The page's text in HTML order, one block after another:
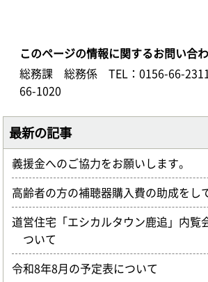
このページの情報に関するお問い合
総務課 総務係
TEL：0156-66-
66-1020
最新の記事
義援金へのご協力をお願いします。
高齢者の方の補聴器購入費の助成をし
道営住宅「エシカルタウン鹿追」内覧
ついて
令和8年8月の予定表について